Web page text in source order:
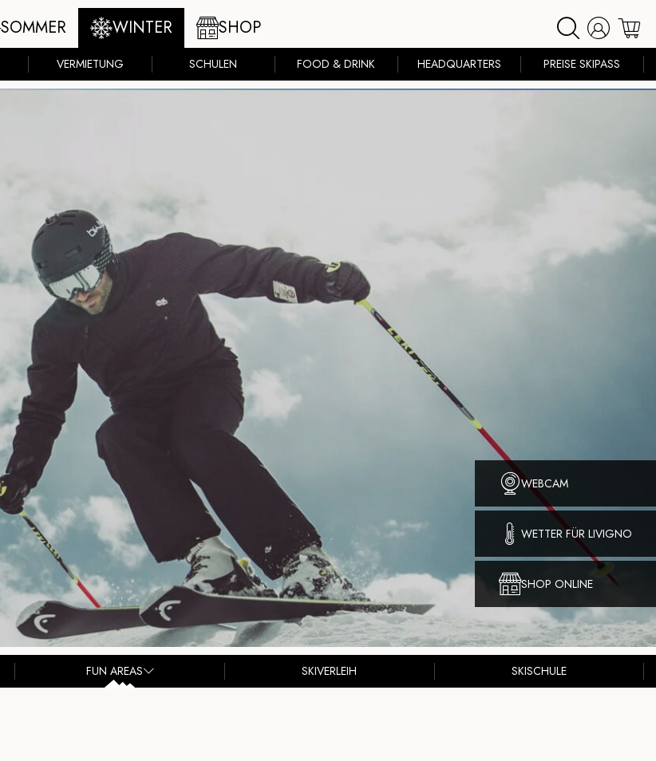
SOMMER WINTER SHOP
VERMIETUNG SCHULEN FOOD & DRINK HEADQUARTERS PREISE SKIPASS
WEBCAM
WETTER FÜR LIVIGNO
SHOP ONLINE
FUN AREAS SKIVERLEIH SKISCHULE